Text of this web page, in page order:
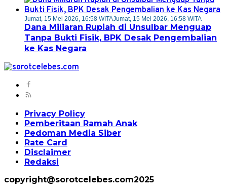
Jumat, 15 Mei 2026, 16:58 WITAJumat, 15 Mei 2026, 16:58 WITA
Dana Miliaran Rupiah di Unsulbar Menguap
Tanpa Bukti Fisik, BPK Desak Pengembalian
ke Kas Negara
Privacy Policy
Pemberitaan Ramah Anak
Pedoman Media Siber
Rate Card
Disclaimer
Redaksi
copyright@sorotcelebes.com2025